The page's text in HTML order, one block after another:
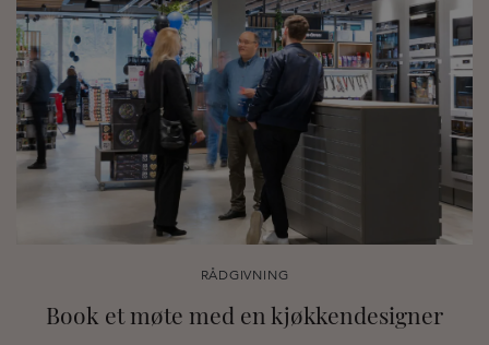
RÅDGIVNING
Book et møte med en kjøkkendesigner